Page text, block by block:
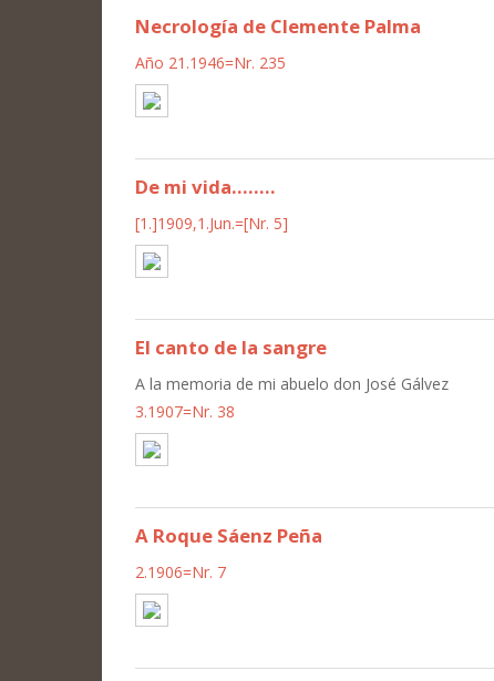
Necrología de Clemente Palma
Año 21.1946=Nr. 235
De mi vida........
[1.]1909,1.Jun.=[Nr. 5]
El canto de la sangre
A la memoria de mi abuelo don José Gálvez
3.1907=Nr. 38
A Roque Sáenz Peña
2.1906=Nr. 7